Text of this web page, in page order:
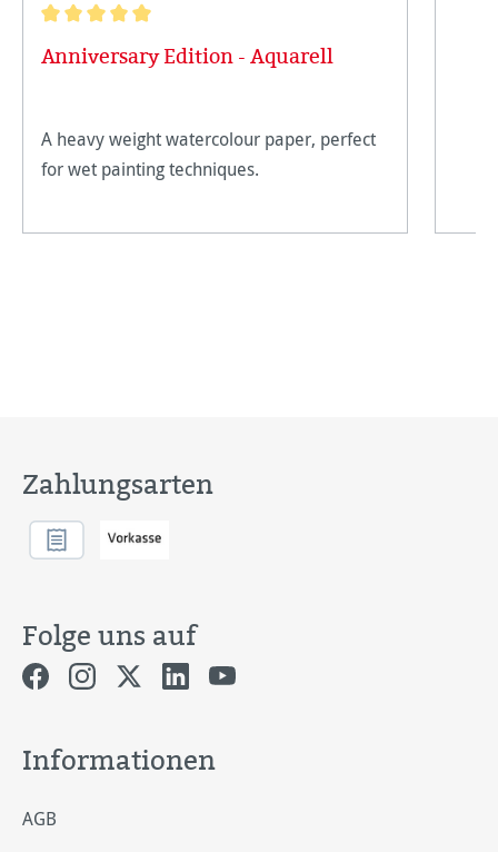
Anniversary Edition - Aquarell
A heavy weight watercolour paper, perfect
for wet painting techniques.
Zahlungsarten
Folge uns auf
Informationen
AGB